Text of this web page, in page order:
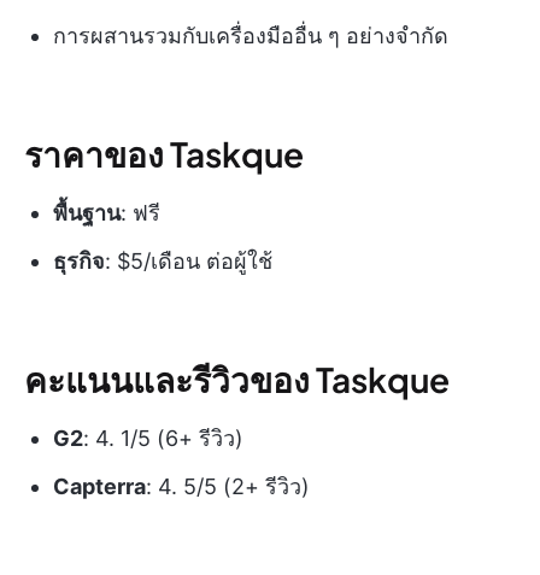
การผสานรวมกับเครื่องมืออื่น ๆ อย่างจำกัด
ราคาของ Taskque
พื้นฐาน: ฟรี
ธุรกิจ: $5/เดือน ต่อผู้ใช้
คะแนนและรีวิวของ Taskque
G2: 4. 1/5 (6+ รีวิว)
Capterra: 4. 5/5 (2+ รีวิว)